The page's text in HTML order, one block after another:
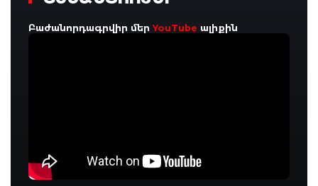
Բաժանորդագրվիր մերYouTube ալիքին